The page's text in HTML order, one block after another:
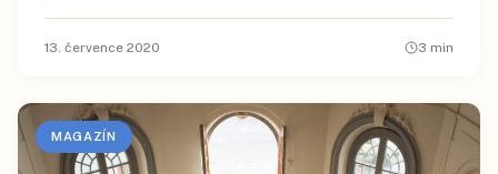
13. července 2020 3 min
MAGAZÍN